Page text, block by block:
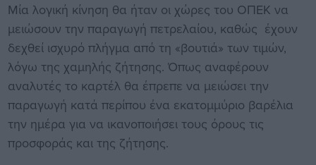
Μία λογική κίνηση θα ήταν οι χώρες του ΟΠΕΚ να
μειώσουν την παραγωγή πετρελαίου, καθώς έχουν
δεχθεί ισχυρό πλήγμα από τη «βουτιά» των τιμών,
λόγω της χαμηλής ζήτησης. Όπως αναφέρουν
αναλυτές το καρτέλ θα έπρεπε να μειώσει την
παραγωγή κατά περίπου ένα εκατομμύριο βαρέλια
την ημέρα για να ικανοποιήσει τους όρους τις
προσφοράς και της ζήτησης.